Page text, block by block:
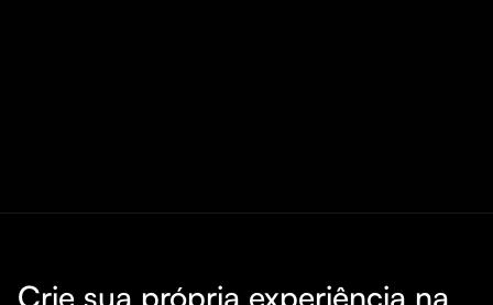
Crie sua própria experiência na